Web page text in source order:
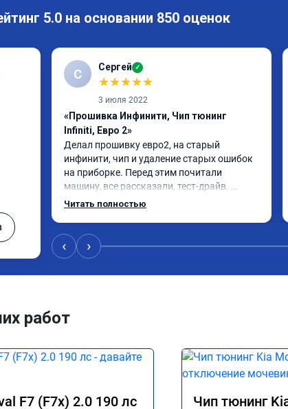
5.0 на основании 850 оценок
С Сергей ✓
★★★★★
3 июля 2022
«Прошивка Инфинити, Чип тюнинг
Infiniti, Евро 2»
Делал прошивку евро2, на старый
инфинити, чип и удаление старых ошибок
на приборке. Перед этим почитали
машину, все рассказали, тест-драйв.
Результатом доволен, расход упал,
Читать полностью
‹ ›
работ
F7 (F7x) 2.0 190 лс
Чип тюнинг